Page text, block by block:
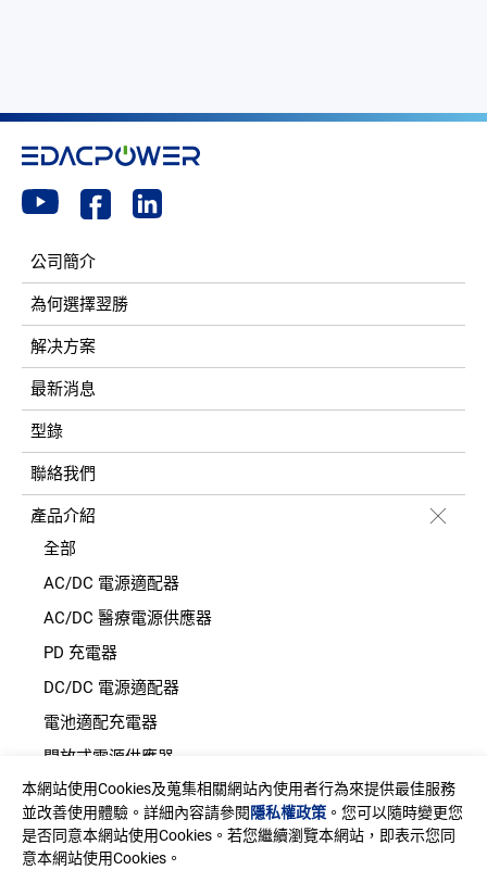
公司簡介
為何選擇翌勝
解决方案
最新消息
型錄
聯絡我們
產品介紹
全部
AC/DC 電源適配器
AC/DC 醫療電源供應器
PD 充電器
DC/DC 電源適配器
電池適配充電器
開放式電源供應器
內置機殼型電源適配器
LED 電源供應器
CRPS 電源供應器
本網站使用Cookies及蒐集相關網站內使用者行為來提供最佳服務
並改善使用體驗。詳細內容請參閱 隱私權政策 。您可以隨時變更您
是否同意本網站使用Cookies。若您繼續瀏覽本網站，即表示您同
意本網站使用Cookies。